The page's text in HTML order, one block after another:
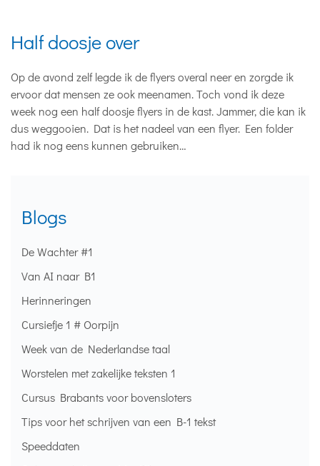
Half doosje over
Op de avond zelf legde ik de flyers overal neer en zorgde ik
ervoor dat mensen ze ook meenamen. Toch vond ik deze
week nog een half doosje flyers in de kast. Jammer, die kan ik
dus weggooien. Dat is het nadeel van een flyer. Een folder
had ik nog eens kunnen gebruiken…
Blogs
De Wachter #1
Van AI naar B1
Herinneringen
Cursiefje 1 # Oorpijn
Week van de Nederlandse taal
Worstelen met zakelijke teksten 1
Cursus Brabants voor bovensloters
Tips voor het schrijven van een B-1 tekst
Speeddaten